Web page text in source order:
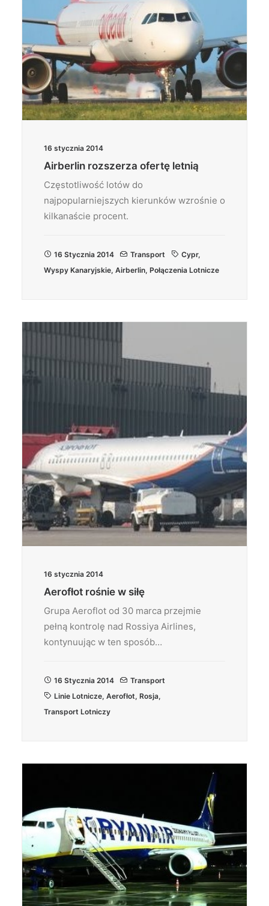
16 stycznia 2014
Airberlin rozszerza ofertę letnią
Częstotliwość lotów do
najpopularniejszych kierunków wzrośnie o
kilkanaście procent.
16 Stycznia 2014 Transport Cypr,
Wyspy Kanaryjskie, Airberlin, Połączenia Lotnicze
16 stycznia 2014
Aerofłot rośnie w siłę
Grupa Aeroflot od 30 marca przejmie
pełną kontrolę nad Rossiya Airlines,
kontynuując w ten sposób…
16 Stycznia 2014
Transport
Linie Lotnicze, Aerofłot, Rosja,
Transport Lotniczy